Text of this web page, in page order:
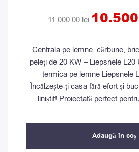
11.000,00lei
Centrala pe lemne, cărbune,
peleți de 20 KW – Liepsnele
termica pe lemne Liepsnele
Încălzește-ți casa fără efort și
liniștit! Proiectată perfect
Adaugă în coș